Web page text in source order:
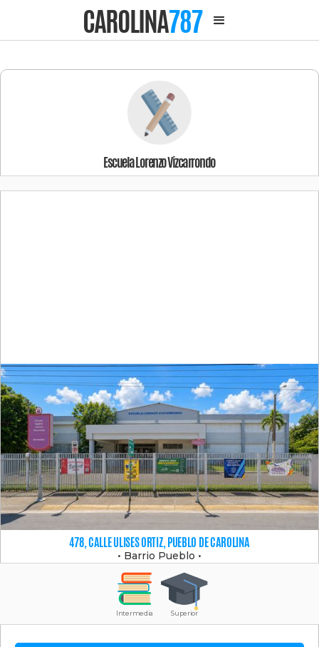
CAROLINA787
Escuela Lorenzo Vizcarrondo
478, CALLE ULISES ORTIZ, PUEBLO DE CAROLINA
• Barrio Pueblo •
Intermedia Superior